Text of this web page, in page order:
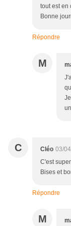
tout est en
Bonne
Répondre
M
C Cléo 03/
C'est
Bises et
Répondre
M